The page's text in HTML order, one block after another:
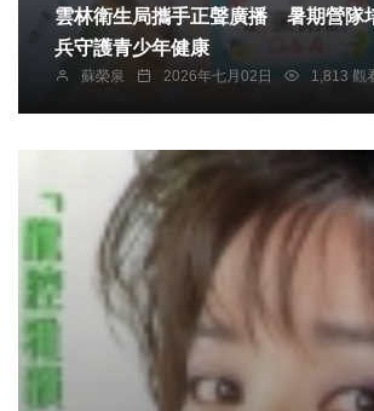
雲林衛生局攜手正聲廣播 暑期營隊
兵守護青少年健康
蘇榮泉 2026年七月02日 1,813 觀